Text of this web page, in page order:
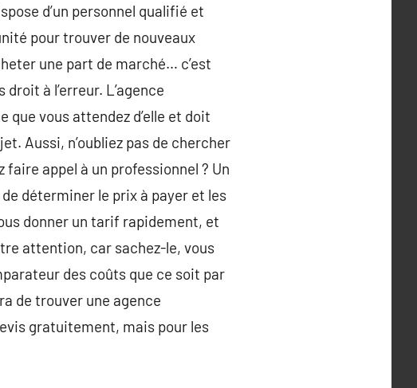
d’un personnel qualifié et
pour trouver de nouveaux
une part de marché… c’est
à l’erreur. L’agence
vous attendez d’elle et doit
Aussi, n’oubliez pas de chercher
appel à un professionnel ? Un
déterminer le prix à payer et les
donner un tarif rapidement, et
attention, car sachez-le, vous
des coûts que ce soit par
de trouver une agence
gratuitement, mais pour les